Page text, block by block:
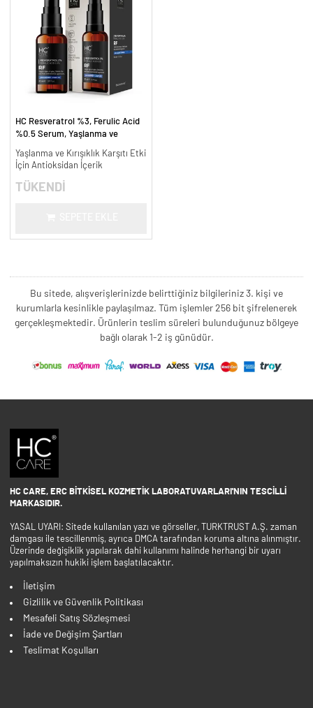
HC Resveratrol %3, Ferulic Acid
%0.5 Serum, Yaşlanma ve
Yaşlanma ve Kırışıklık Karşıtı Etki
İçin Antioksidan İçerik
TÜKENDİ
Bu sitede, alışverişlerinizde belirttiğiniz bilgileriniz 3. kişi ve
kurumlarla kesinlikle paylaşılmaz. Tüm işlemler 256 bit şifrelenerek
gerçekleşmektedir. Ürünlerin teslim süreleri bulunduğunuz bölgeye
bağlı olarak 1-2 iş günüdür.
HC CARE, ERC BITKISEL KOZMETIK LABORATUVARLARI'NIN TESCILLI
MARKASIDIR.
YASAL UYARI: Sitede kullanılan yazı ve görseller, TURKTRUST A.Ş. zaman
damgası ile tescillenmiş, ayrıca DMCA tarafından koruma altına alınmıştır.
Üzerinde değişiklik yapılarak dahi kullanımı halinde herhangi bir uyarı
yapılmaksızın hukiki işlem başlatılacaktır.
İletişim
Gizlilik ve Güvenlik Politikası
Mesafeli Satış Sözleşmesi
İade ve Değişim Şartları
Teslimat Koşulları